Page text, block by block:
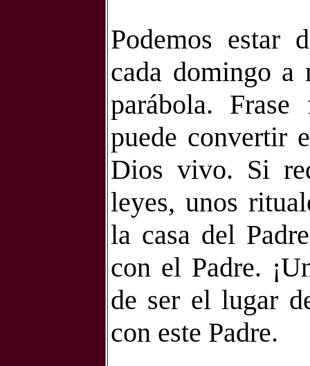
Podemos estar
cada domingo
parábola.
puede convertir
Dios vivo. Si
leyes, unos
la casa del
con el Padre.
de ser el lugar
con este Padre.